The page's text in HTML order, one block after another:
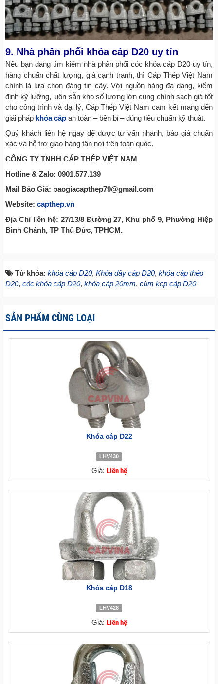
9. Nhà phân phối khóa cáp D20 uy tín
Nếu bạn đang tìm kiếm nhà phân phối cóc khóa cáp D20 uy tín,
hàng chuẩn chất lượng, giá cạnh tranh, thì Cáp Thép Việt Nam
chính là lựa chọn đáng tin cậy. Với nguồn hàng đa dạng, kiểm
định kỹ lưỡng, luôn sẵn kho số lượng lớn cùng chính sách giá tốt
cho công trình và đại lý, Cáp Thép Việt Nam cam kết mang đến
giải pháp khóa cáp an toàn – bền bỉ – đúng tiêu chuẩn kỹ thuật.
Quý khách liên hệ ngay để được tư vấn nhanh, báo giá chuẩn
xác và hỗ trợ giao hàng tận nơi trên toàn quốc.
CÔNG TY TNHH CÁP THÉP VIỆT NAM
Hotline & Zalo: 0901.577.139
Mail Báo Giá: baogiacapthep79@gmail.com
Website: capthep.vn
Địa Chỉ liên hệ: 27/13/8 Đường 27, Khu phố 9, Phường Hiệp
Bình Chánh, TP Thủ Đức, TPHCM.
Từ khóa: khóa cáp D20, Khóa dây cáp D20, khóa cáp thép
D20, cóc khóa cáp D20, khóa cáp 20mm, cùm kẹp cáp D20
SẢN PHẨM CÙNG LOẠI
Khóa cáp D22
LHV430
Giá: Liên hệ
Khóa cáp D18
LHV428
Giá: Liên hệ